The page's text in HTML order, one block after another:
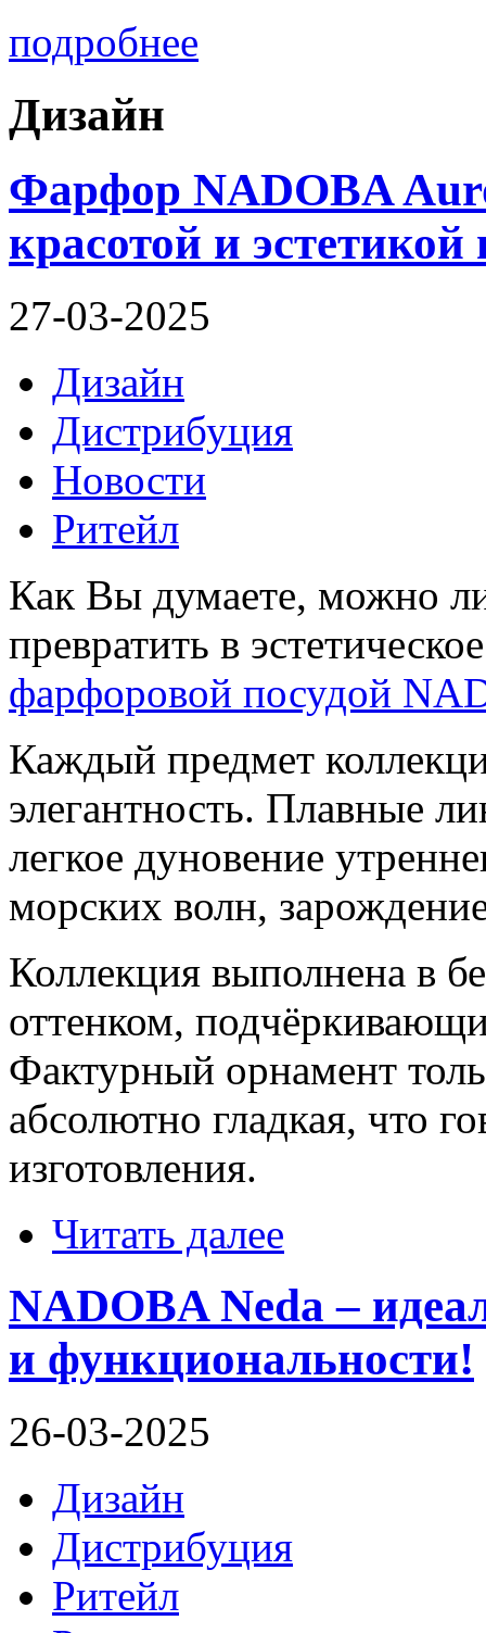
подробнее
Дизайн
Фарфор NADOBA
красотой и эстетикой
27-03-2025
Дизайн
Дистрибуция
Новости
Ритейл
Как Вы думаете, можно
превратить в
фарфоровой посудой
Каждый предмет
элегантность. Плавные
легкое дуновение
морских волн,
Коллекция выполнена в
оттенком,
Фактурный орнамент
абсолютно гладкая, что
изготовления.
Читать далее
NADOBA Neda –
и функциональности!
26-03-2025
Дизайн
Дистрибуция
Ритейл